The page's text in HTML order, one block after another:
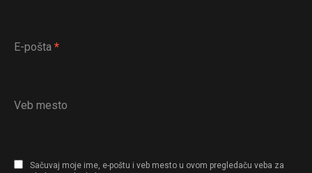
E-pošta *
Veb mesto
Sačuvaj moje ime, e-poštu i veb mesto u ovom pregledaču veba za